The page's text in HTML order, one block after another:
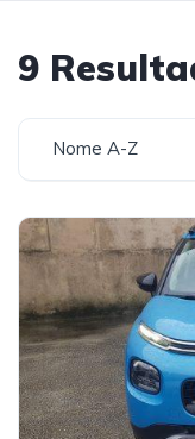
9
Nome A-Z